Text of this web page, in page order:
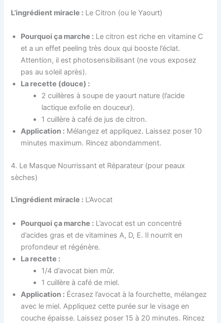
L’ingrédient miracle : Le Citron (ou le Yaourt)
Pourquoi ça marche : Le citron est riche en vitamine C
et a un effet peeling très doux qui booste l’éclat.
Attention, il est photosensibilisant (ne vous exposez
pas au soleil après).
La recette (douce) :
2 cuillères à soupe de yaourt nature (l’acide
lactique exfolie en douceur).
1 cuillère à café de jus de citron.
Application : Mélangez et appliquez. Laissez poser 10
minutes maximum. Rincez abondamment.
4. Le Masque Nourrissant et Réparateur (pour peaux
sèches)
L’ingrédient miracle : L’Avocat
Pourquoi ça marche : L’avocat est un concentré
d’acides gras et de vitamines A, D, E. Il nourrit en
profondeur et régénère.
La recette :
1/4 d’avocat bien mûr.
1 cuillère à café de miel.
Application : Écrasez l’avocat à la fourchette, mélangez
avec le miel. Appliquez cette purée sur le visage en
couche épaisse. Laissez poser 15 à 20 minutes. Rincez